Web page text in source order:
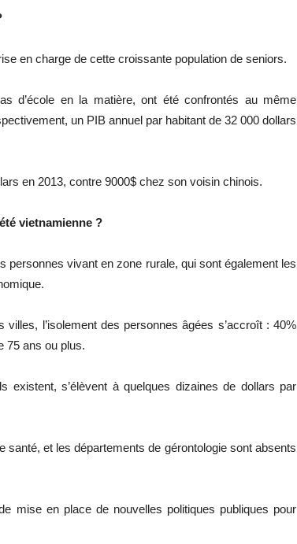
en charge de cette croissante population de seniors.
d’école en la matière, ont été confrontés au même
un PIB annuel par habitant de 32 000 dollars
en 2013, contre 9000$ chez son voisin chinois.
vietnamienne ?
personnes vivant en zone rurale, qui sont également les
l’isolement des personnes âgées s’accroît : 40%
75 ans ou plus.
existent, s’élèvent à quelques dizaines de dollars par
santé, et les départements de gérontologie sont absents
mise en place de nouvelles politiques publiques pour